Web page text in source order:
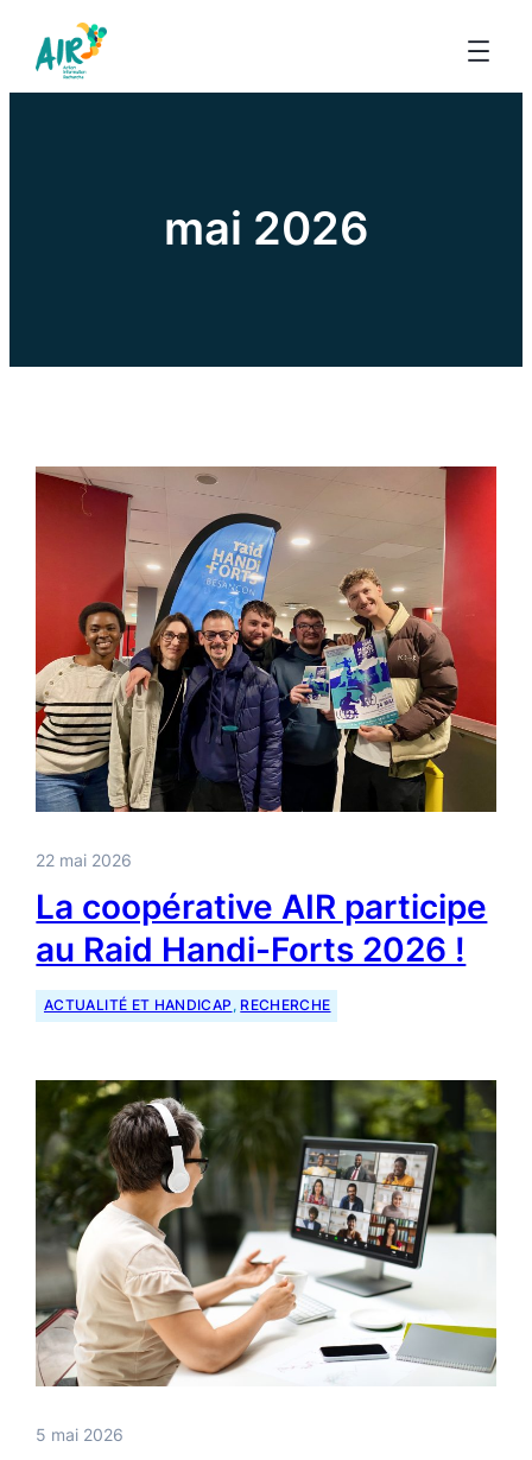
mai 2026
22 mai 2026
La coopérative AIR participe
au Raid Handi-Forts 2026 !
ACTUALITÉ ET HANDICAP , RECHERCHE
5 mai 2026